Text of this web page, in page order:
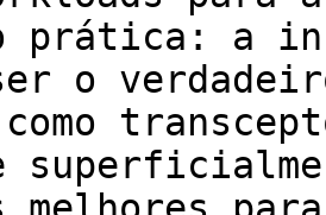
prática: a
o
como